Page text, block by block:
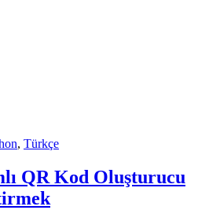
, Türkçe
QR Kod Oluşturucu